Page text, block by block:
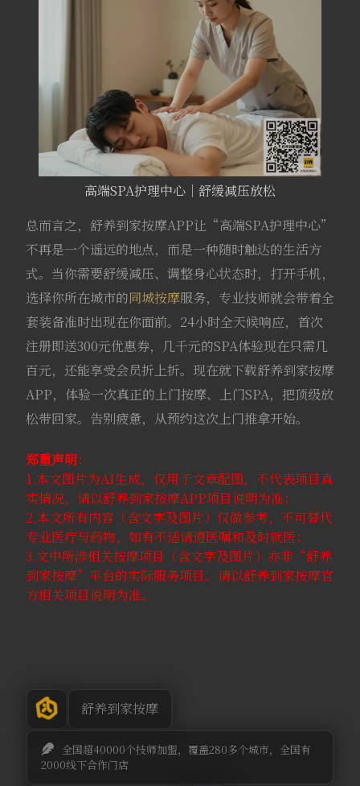
高端SPA护理中心｜舒缓减压放松
总而言之，舒养到家按摩APP让“高端SPA护理中心”
不再是一个遥远的地点，而是一种随时触达的生活方
式。当你需要舒缓减压、调整身心状态时，打开手机，
选择你所在城市的同城按摩服务，专业技师就会带着全
套装备准时出现在你面前。24小时全天候响应，首次
注册即送300元优惠券，几千元的SPA体验现在只需几
百元，还能享受会员折上折。现在就下载舒养到家按摩
APP，体验一次真正的上门按摩、上门SPA，把顶级放
松带回家。告别疲惫，从预约这次上门推拿开始。
郑重声明：
1.本文图片为AI生成，仅用于文章配图，不代表项目真
实情况，请以舒养到家按摩APP项目说明为准；
2.本文所有内容（含文字及图片）仅做参考，不可替代
专业医疗与药物，如有不适请遵医嘱和及时就医；
3.文中所涉相关按摩项目（含文字及图片）亦非“舒养
到家按摩”平台的实际服务项目。请以舒养到家按摩官
方相关项目说明为准。
舒养到家按摩
全国超40000个技师加盟，覆盖280多个城市，全国有
2000线下合作门店